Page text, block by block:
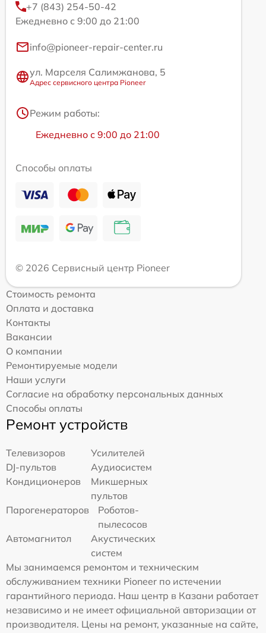
+7 (843) 254-50-42
Ежедневно с 9:00 до 21:00
info@pioneer-repair-center.ru
ул. Марселя Салимжанова, 5
Адрес сервисного центра Pioneer
Режим работы:
Ежедневно с 9:00 до 21:00
Способы оплаты
© 2026 Сервисный центр Pioneer
Стоимость ремонта
Оплата и доставка
Контакты
Вакансии
О компании
Ремонтируемые модели
Наши услуги
Согласие на обработку персональных данных
Способы оплаты
Ремонт устройств
Телевизоров
Усилителей
DJ-пультов
Аудиосистем
Кондиционеров
Микшерных
пультов
Парогенераторов
Роботов-
пылесосов
Автомагнитол
Акустических
систем
Мы занимаемся ремонтом и техническим
обслуживанием техники Pioneer по истечении
гарантийного периода. Наш центр в Казани работает
независимо и не имеет официальной авторизации от
производителя. Цены на ремонт, указанные на сайте,